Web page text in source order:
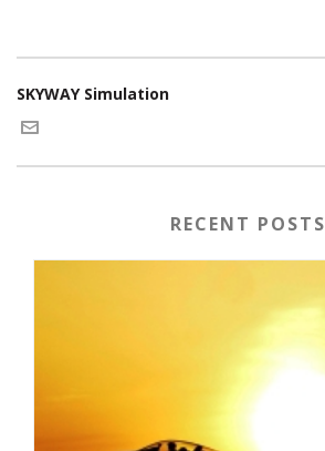
SKYWAY Simulation
RECENT POSTS